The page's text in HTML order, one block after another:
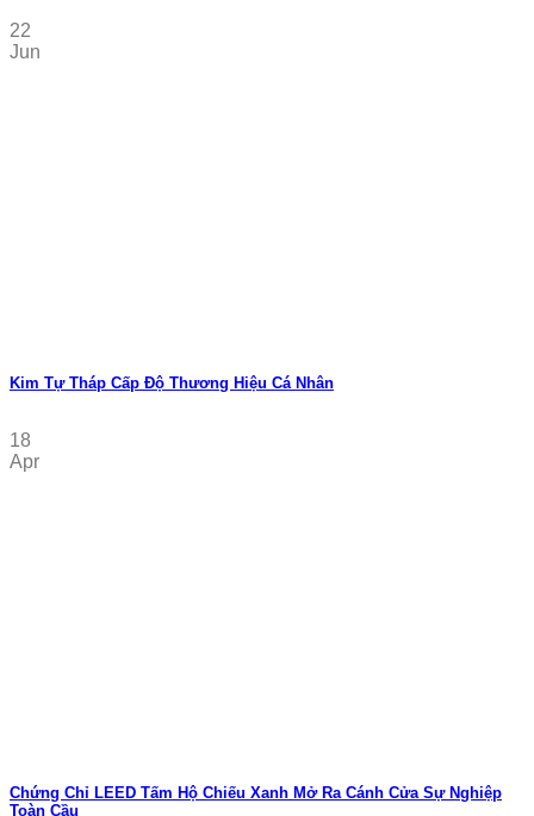
22
Jun
Kim Tự Tháp Cấp Độ Thương Hiệu Cá Nhân
18
Apr
Chứng Chỉ LEED Tấm Hộ Chiếu Xanh Mở Ra Cánh Cửa Sự Nghiệp
Toàn Cầu